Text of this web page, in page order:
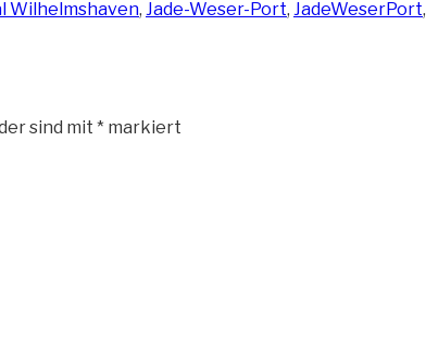
Wilhelmshaven, Jade-Weser-Port, JadeWeserPort,
sind mit * markiert